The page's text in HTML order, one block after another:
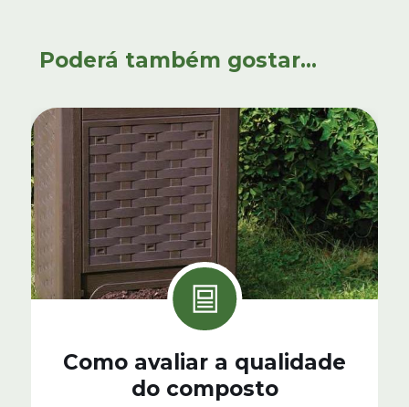
Poderá também gostar...
Como avaliar a qualidade
do composto